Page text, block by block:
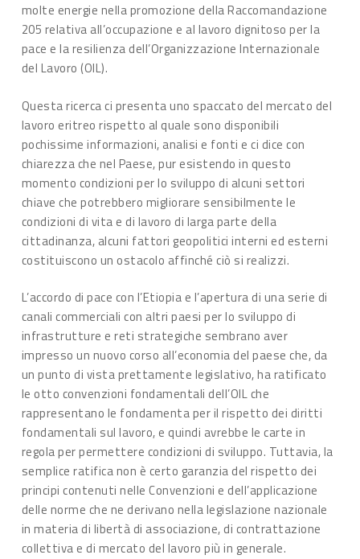
molte energie nella promozione della Raccomandazione
205 relativa all’occupazione e al lavoro dignitoso per la
pace e la resilienza dell’Organizzazione Internazionale
del Lavoro (OIL).
Questa ricerca ci presenta uno spaccato del mercato del
lavoro eritreo rispetto al quale sono disponibili
pochissime informazioni, analisi e fonti e ci dice con
chiarezza che nel Paese, pur esistendo in questo
momento condizioni per lo sviluppo di alcuni settori
chiave che potrebbero migliorare sensibilmente le
condizioni di vita e di lavoro di larga parte della
cittadinanza, alcuni fattori geopolitici interni ed esterni
costituiscono un ostacolo affinché ciò si realizzi.
L’accordo di pace con l’Etiopia e l’apertura di una serie di
canali commerciali con altri paesi per lo sviluppo di
infrastrutture e reti strategiche sembrano aver
impresso un nuovo corso all’economia del paese che, da
un punto di vista prettamente legislativo, ha ratificato
le otto convenzioni fondamentali dell’OIL che
rappresentano le fondamenta per il rispetto dei diritti
fondamentali sul lavoro, e quindi avrebbe le carte in
regola per permettere condizioni di sviluppo. Tuttavia, la
semplice ratifica non è certo garanzia del rispetto dei
principi contenuti nelle Convenzioni e dell’applicazione
delle norme che ne derivano nella legislazione nazionale
in materia di libertà di associazione, di contrattazione
collettiva e di mercato del lavoro più in generale.